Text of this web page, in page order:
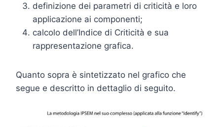
definizione dei parametri di criticità e loro
applicazione ai componenti;
calcolo dell’Indice di Criticità e sua
rappresentazione grafica.
Quanto sopra è sintetizzato nel grafico che
segue e descritto in dettaglio di seguito.